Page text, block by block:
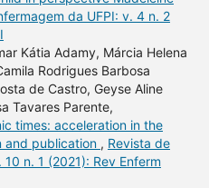
da UFPI: v. 4 n. 2
Kátia Adamy, Márcia Helena
Rodrigues Barbosa
de Castro, Geyse Aline
Tavares Parente,
times: acceleration in the
and publication , Revista de
n. 1 (2021): Rev Enferm